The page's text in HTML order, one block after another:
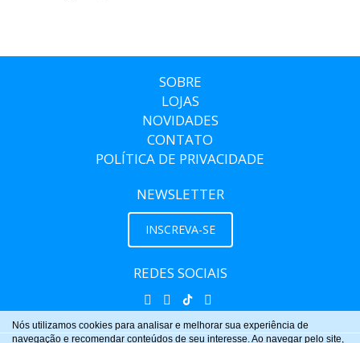
SOBRE
LOJAS
NOVIDADES
CONTATO
POLÍTICA DE PRIVACIDADE
NEWSLETTER
INSCREVA-SE
REDES SOCIAIS
Nós utilizamos cookies para analisar e melhorar sua experiência de
navegação e recomendar conteúdos de seu interesse. Ao navegar pelo site,